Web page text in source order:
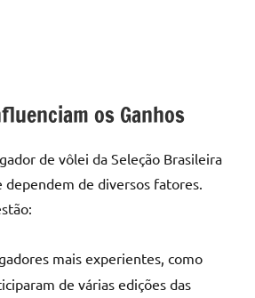
os Ganhos
de vôlei da Seleção Brasileira
dependem de diversos fatores.
mais experientes, como
de várias edições das